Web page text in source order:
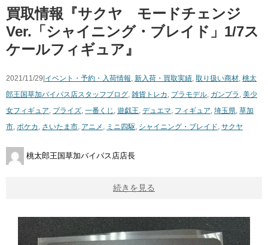
買取情報『サクヤ モードチェンジ
Ver.「シャイニング・ブレイド」1/7ス
ケールフィギュア』
2021/11/29| イベント・予約・入荷情報, 新入荷・買取実績, 取り扱い商材, 桃太
郎王国草加バイパス店スタッフブログ, 雑貨 トレカ , プラモデル, ガンプラ , 美少
女フィギュア, プライズ, 一番くじ , 遊戯王, デュエマ, フィギュア, 埼玉県, 草加
市, ポケカ , さいたま市, アニメ , ミニ四駆, シャイニング・ブレイド, サクヤ
桃太郎王国草加バイパス店店長
続きを見る